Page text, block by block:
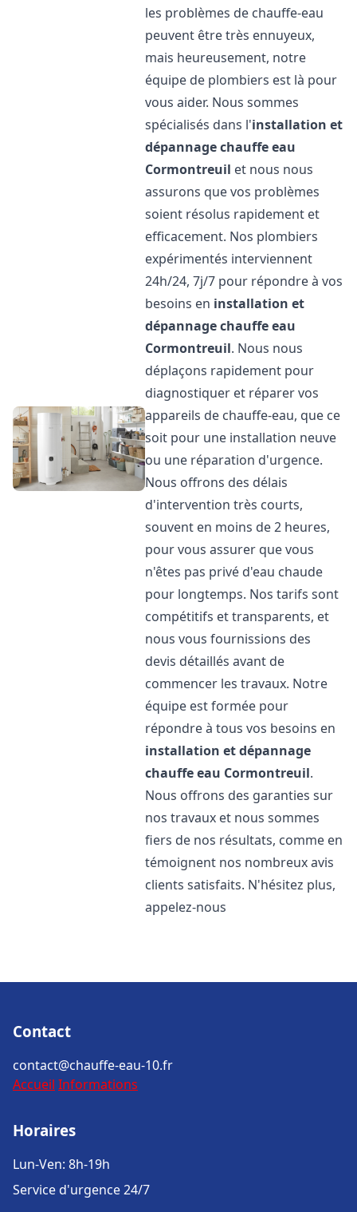
les problèmes de chauffe-eau
peuvent être très ennuyeux,
mais heureusement, notre
équipe de plombiers est là pour
vous aider. Nous sommes
spécialisés dans l'installation et
dépannage chauffe eau
Cormontreuil et nous nous
assurons que vos problèmes
soient résolus rapidement et
efficacement. Nos plombiers
expérimentés interviennent
24h/24, 7j/7 pour répondre à vos
besoins en installation et
dépannage chauffe eau
Cormontreuil. Nous nous
déplaçons rapidement pour
diagnostiquer et réparer vos
appareils de chauffe-eau, que ce
soit pour une installation neuve
ou une réparation d'urgence.
Nous offrons des délais
d'intervention très courts,
souvent en moins de 2 heures,
pour vous assurer que vous
n'êtes pas privé d'eau chaude
pour longtemps. Nos tarifs sont
compétitifs et transparents, et
nous vous fournissions des
devis détaillés avant de
commencer les travaux. Notre
équipe est formée pour
répondre à tous vos besoins en
installation et dépannage
chauffe eau Cormontreuil.
Nous offrons des garanties sur
nos travaux et nous sommes
fiers de nos résultats, comme en
témoignent nos nombreux avis
clients satisfaits. N'hésitez plus,
appelez-nous
Contact
contact@chauffe-eau-10.fr
Accueil Informations
Horaires
Lun-Ven: 8h-19h
Service d'urgence 24/7